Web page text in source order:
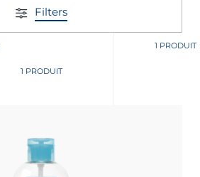
Filters
1 PRODUIT
1 PRODUIT